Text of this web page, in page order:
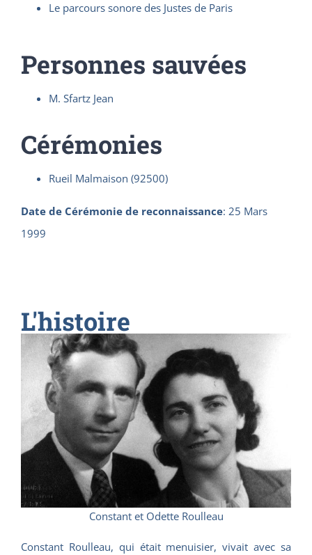
Le parcours sonore des Justes de Paris
Personnes sauvées
M. Sfartz Jean
Cérémonies
Rueil Malmaison (92500)
Date de Cérémonie de reconnaissance: 25 Mars
1999
L'histoire
Constant et Odette Roulleau
Constant Roulleau, qui était menuisier, vivait avec sa